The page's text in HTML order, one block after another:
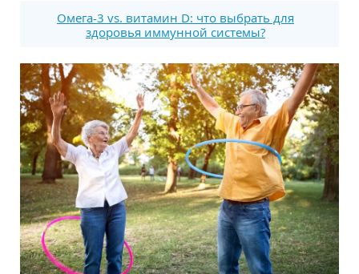
Омега-3 vs. витамин D: что выбрать для
здоровья иммунной системы?